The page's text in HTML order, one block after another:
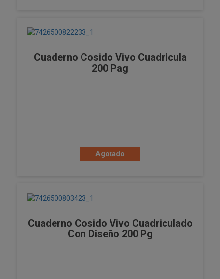
Cuaderno Cosido Vivo Cuadricula
200 Pag
Agotado
Cuaderno Cosido Vivo Cuadriculado
Con Diseño 200 Pg